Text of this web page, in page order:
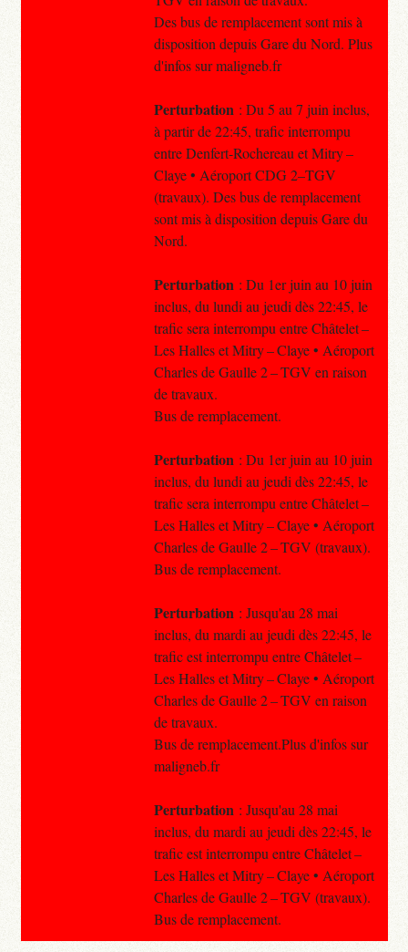
Des bus de remplacement sont mis à
disposition depuis Gare du Nord. Plus
d'infos sur maligneb.fr
Perturbation : Du 5 au 7 juin inclus,
à partir de 22:45, trafic interrompu
entre Denfert-Rochereau et Mitry –
Claye • Aéroport CDG 2–TGV
(travaux). Des bus de remplacement
sont mis à disposition depuis Gare du
Nord.
Perturbation : Du 1er juin au 10 juin
inclus, du lundi au jeudi dès 22:45, le
trafic sera interrompu entre Châtelet –
Les Halles et Mitry – Claye • Aéroport
Charles de Gaulle 2 – TGV en raison
de travaux.
Bus de remplacement.
Perturbation : Du 1er juin au 10 juin
inclus, du lundi au jeudi dès 22:45, le
trafic sera interrompu entre Châtelet –
Les Halles et Mitry – Claye • Aéroport
Charles de Gaulle 2 – TGV (travaux).
Bus de remplacement.
Perturbation : Jusqu'au 28 mai
inclus, du mardi au jeudi dès 22:45, le
trafic est interrompu entre Châtelet –
Les Halles et Mitry – Claye • Aéroport
Charles de Gaulle 2 – TGV en raison
de travaux.
Bus de remplacement.Plus d'infos sur
maligneb.fr
Perturbation : Jusqu'au 28 mai
inclus, du mardi au jeudi dès 22:45, le
trafic est interrompu entre Châtelet –
Les Halles et Mitry – Claye • Aéroport
Charles de Gaulle 2 – TGV (travaux).
Bus de remplacement.